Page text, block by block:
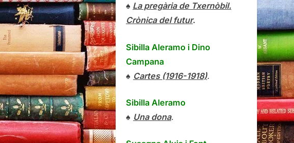
♠ La pregària de Txernòbil.
Crònica del futur.
Sibilla Aleramo i Dino
Campana
♠ Cartes (1916-1918).
Sibilla Aleramo
♠ Una dona.